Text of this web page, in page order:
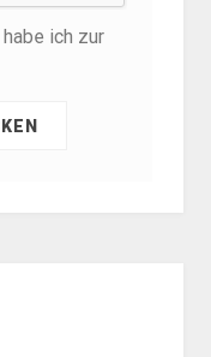
habe ich zur